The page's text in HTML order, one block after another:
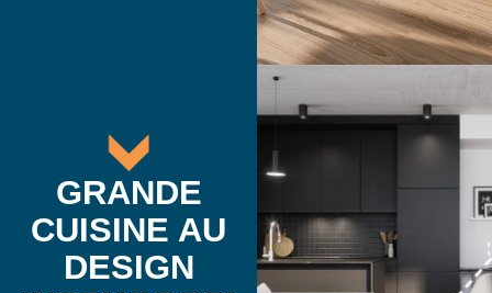
GRANDE
CUISINE AU
DESIGN